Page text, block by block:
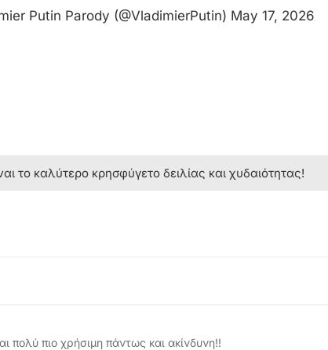
Putin Parody (@VladimierPutin) May 17, 2026
το καλύτερο κρησφύγετο δειλίας και χυδαιότητας!
πολύ πιο χρήσιμη πάντως και ακίνδυνη!!